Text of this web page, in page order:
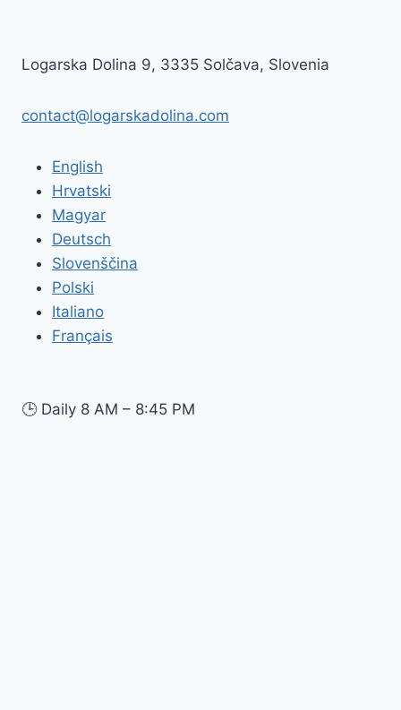
Logarska Dolina 9, 3335 Solčava, Slovenia
contact@logarskadolina.com
English
Hrvatski
Magyar
Deutsch
Slovenščina
Polski
Italiano
Français
🕒 Daily 8 AM – 8:45 PM